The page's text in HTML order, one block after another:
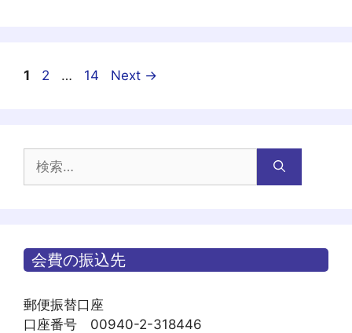
ー
投
ゲ
Page
1 Page
2 … Page
14 Next →
索:
会費の振込先
郵便振替口座
口座番号 00940-2-318446